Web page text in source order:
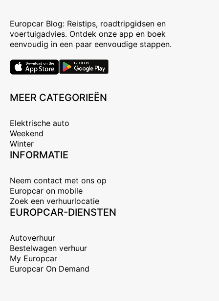
Europcar Blog: Reistips, roadtripgidsen en
voertuigadvies. Ontdek onze app en boek
eenvoudig in een paar eenvoudige stappen.
MEER CATEGORIEËN
Elektrische auto
Weekend
Winter
INFORMATIE
Neem contact met ons op
Europcar on mobile
Zoek een verhuurlocatie
EUROPCAR-DIENSTEN
Autoverhuur
Bestelwagen verhuur
My Europcar
Europcar On Demand